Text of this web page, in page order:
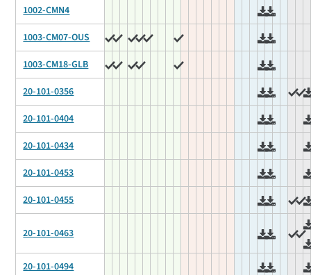
1002-CMN4
1003-CM07-OUS
1003-CM18-GLB
20-101-0356
20-101-0404
20-101-0434
20-101-0453
20-101-0455
20-101-0463
20-101-0494